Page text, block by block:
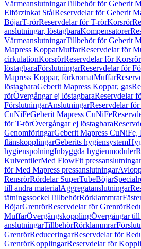
VärmeanslutningarTillbehör för Geberit
Elförzinkat StålReservdelar för Geberit
BöjarT-rörReservdelar för T-rörKorsrör
anslutningar, löstagbaraKompensatorer
VärmeanslutningarTillbehör för Geberit
Mapress KopparMuffarReservdelar för
cirkulationKorsrörReservdelar för Korsrör
löstagbaraFörslutningarReservdelar för
Mapress Koppar, förkromatMuffar
löstagbaraGeberit Mapress Koppar, gas
rörÖvergångar ej löstagbaraReservdelar
FörslutningarAnslutningarReservdelar
CuNiFeGeberit Mapress CuNiFe
för T-rörÖvergångar ej löstagbara
GenomföringarGeberit Mapress
flänskopplingarGeberits hygiensystem
hygienspolningInbyggda hygienmoduler
KulventilerMed FlowFit pressanslutningar
för Med Mapress pressanslutningar
RensrörRördelar SuperTubeBöjar
till andra materialAggregatanslutningar
tätningssockelTillbehörRörklammrar
BöjarGrenrörReservdelar för Grenrör
MuffarÖvergångskopplingÖvergångar
anslutningarTillbehörRörklammrar
GrenrörReduceringarReservdelar för
GrenrörKopplingarReservdelar för